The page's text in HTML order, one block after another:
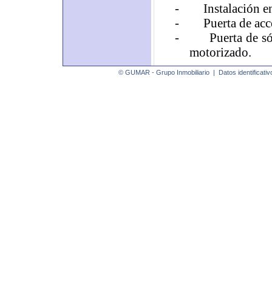
-
Instalación
-
Puerta de
-
Puerta de
motorizado.
© GUMAR - Grupo Inmobiliario | Datos